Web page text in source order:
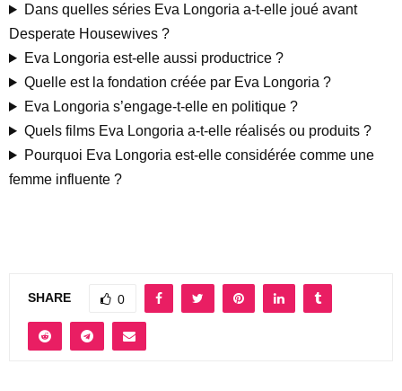
Dans quelles séries Eva Longoria a-t-elle joué avant
Desperate Housewives ?
Eva Longoria est-elle aussi productrice ?
Quelle est la fondation créée par Eva Longoria ?
Eva Longoria s’engage-t-elle en politique ?
Quels films Eva Longoria a-t-elle réalisés ou produits ?
Pourquoi Eva Longoria est-elle considérée comme une
femme influente ?
SHARE 0